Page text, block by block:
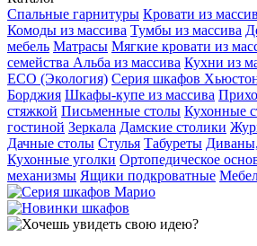
Спальные гарнитуры Кровати из
Комоды из массива Тумбы из массива
мебель Матрасы Мягкие кровати из
семейства Альба из массива Кухни из
ECO (Экология) Серия шкафов
Борджия Шкафы-купе из массива
стяжкой Письменные столы Кухонные
гостиной Зеркала Дамские столики
Дачные столы Стулья Табуреты
Кухонные уголки Ортопедическое
механизмы Ящики подкроватные